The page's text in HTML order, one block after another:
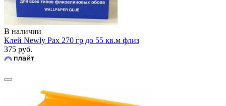
В наличии
Клей Newly Pax 270 гр до 55 кв.м флиз
375 руб.